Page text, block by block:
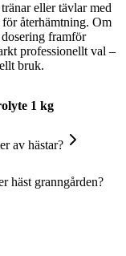
eller tävlar med
återhämtning. Om
framför
professionellt val –
bruk.
1 kg
av hästar?
häst granngården?